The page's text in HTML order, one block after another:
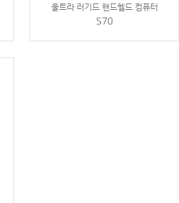
울트라 러기드 핸드헬드 컴퓨터
S70